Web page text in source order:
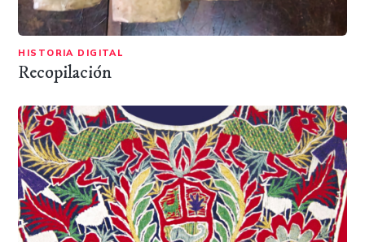
HISTORIA DIGITAL
Recopilación